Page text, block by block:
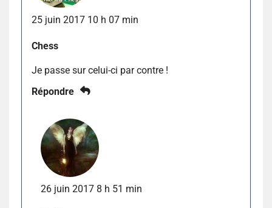
25 juin 2017 10 h 07 min
Chess
Je passe sur celui-ci par contre !
Répondre
26 juin 2017 8 h 51 min